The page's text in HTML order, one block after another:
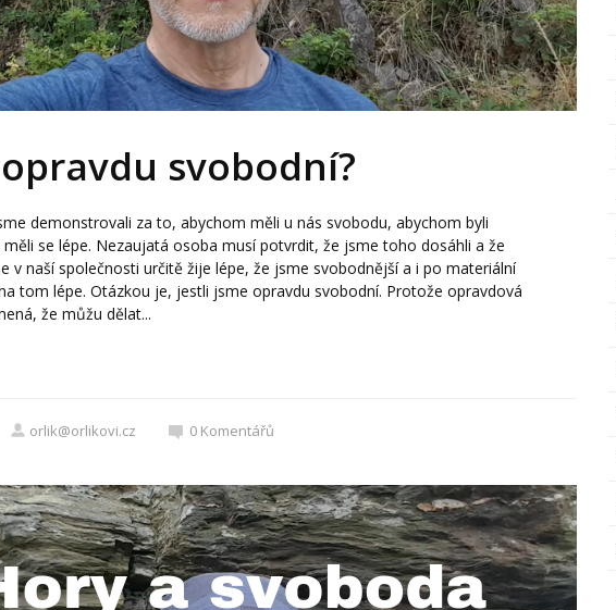
opravdu svobodní?
demonstrovali za to, abychom měli u nás svobodu, abychom byli
se lépe. Nezaujatá osoba musí potvrdit, že jsme toho dosáhli a že
v naší společnosti určitě žije lépe, že jsme svobodnější a i po materiální
tom lépe. Otázkou je, jestli jsme opravdu svobodní. Protože opravdová
že můžu dělat...
orlik@orlikovi.cz 0 Komentářů